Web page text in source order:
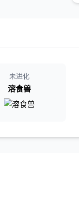
未进化
溶食兽